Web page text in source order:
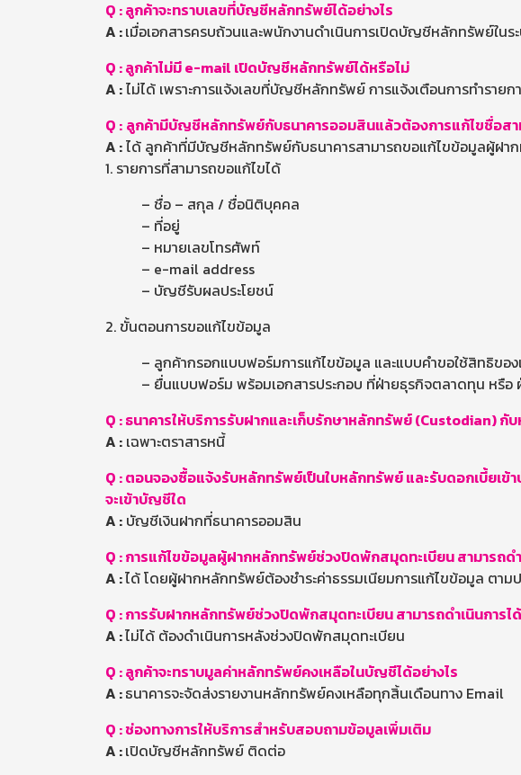
Q : ลูกค้าจะทราบเลขที่บัญชีหลักทรัพย์ได้อย่างไร
A :เมื่อเอกสารครบถ้วนและพนักงานดำเนินการเปิดบัญชีหลักทรัพย์ใ
Q : ลูกค้าไม่มี e-mail เปิดบัญชีหลักทรัพย์ได้หรือไม่
A :ไม่ได้ เพราะการแจ้งเลขที่บัญชีหลักทรัพย์ การแจ้งเตือนการทำราย
Q : ลูกค้ามีบัญชีหลักทรัพย์กับธนาคารออมสินแล้วต้องการแก้ไขชื่อสา
A :ได้ ลูกค้าที่มีบัญชีหลักทรัพย์กับธนาคารสามารถขอแก้ไขข้อมูลผู้ฝา
1. รายการที่สามารถขอแก้ไขได้
– ชื่อ – สกุล / ชื่อนิติบุคคล
– ที่อยู่
– หมายเลขโทรศัพท์
– e-mail address
– บัญชีรับผลประโยชน์
2. ขั้นตอนการขอแก้ไขข้อมูล
– ลูกค้ากรอกแบบฟอร์มการแก้ไขข้อมูล และแบบคำขอใช้สิทธิขอ
– ยื่นแบบฟอร์ม พร้อมเอกสารประกอบ ที่ฝ่ายธุรกิจตลาดทุน หรือ
Q :ธนาคารให้บริการรับฝากและเก็บรักษาหลักทรัพย์ (Custodian) กั
A : เฉพาะตราสารหนี้
Q : ตอนจองซื้อแจ้งรับหลักทรัพย์เป็นใบหลักทรัพย์ และรับดอกเบี้ยเ
จะเข้าบัญชีใด
A : บัญชีเงินฝากที่ธนาคารออมสิน
Q : การแก้ไขข้อมูลผู้ฝากหลักทรัพย์ช่วงปิดพักสมุดทะเบียน สามารถด
A :ได้ โดยผู้ฝากหลักทรัพย์ต้องชำระค่าธรรมเนียมการแก้ไขข้อมูล ตาม
Q : การรับฝากหลักทรัพย์ช่วงปิดพักสมุดทะเบียน สามารถดำเนินการไ
A :ไม่ได้ ต้องดำเนินการหลังช่วงปิดพักสมุดทะเบียน
Q : ลูกค้าจะทราบมูลค่าหลักทรัพย์คงเหลือในบัญชีได้อย่างไร
A :ธนาคารจะจัดส่งรายงานหลักทรัพย์คงเหลือทุกสิ้นเดือนทาง Email
Q : ช่องทางการให้บริการสำหรับสอบถามข้อมูลเพิ่มเติม
A :เปิดบัญชีหลักทรัพย์ ติดต่อ